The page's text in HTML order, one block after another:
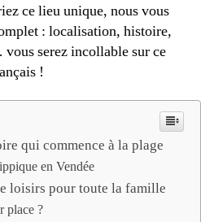
ce lieu unique, nous vous
: localisation, histoire,
serez incollable sur ce
!
qui commence à la plage
en Vendée
loisirs pour toute la famille
place ?